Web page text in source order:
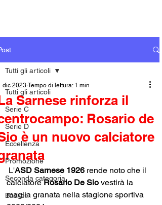
Tutti gli articoli
Serie C
Serie D
Eccellenza
Promozione
Seconda categoria
Basket
Tutti gli articoli
Sarnese rinforza il
Rosario de
è un nuovo calciatore
dic 2023 Tempo di lettura: 1 min
L'ASD Sarnese 1926 rende noto che il
calciatore Rosario De Sio vestirà la
maglia granata nella stagione sportiva